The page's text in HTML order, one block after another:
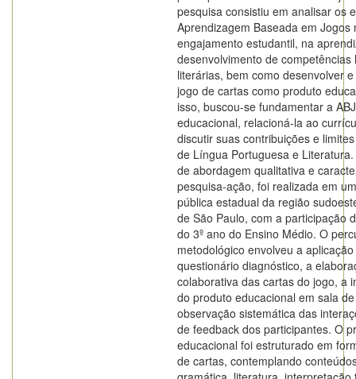
pesquisa consistiu em analisar os
Aprendizagem Baseada em Jogos
engajamento estudantil, na
desenvolvimento de competências
literárias, bem como desenvolver
jogo de cartas como produto
isso, buscou-se fundamentar a
educacional, relacioná-la ao
discutir suas contribuições e
de Língua Portuguesa e
de abordagem qualitativa e
pesquisa-ação, foi realizada em
pública estadual da região
de São Paulo, com a participação
do 3º ano do Ensino Médio. O
metodológico envolveu a
questionário diagnóstico, a
colaborativa das cartas do jogo, a
do produto educacional em sala
observação sistemática das
de feedback dos participantes. O
educacional foi estruturado em
de cartas, contemplando